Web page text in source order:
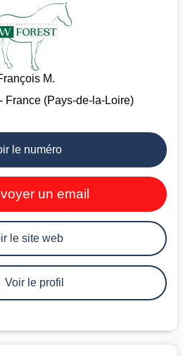
M.
France (Pays-de-la-Loire)
le numéro
un email
le site web
Voir le profil